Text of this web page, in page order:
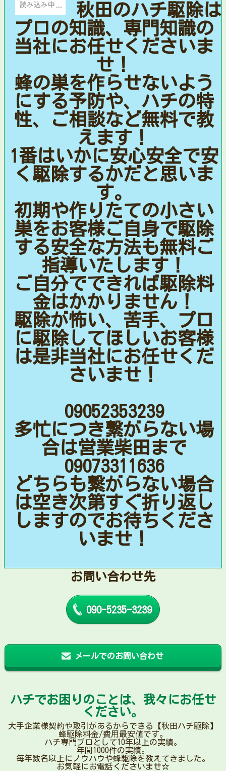
秋田のハチ駆除は
プロの知識、専門知識の
当社にお任せくださいま
せ！
蜂の巣を作らせないよう
にする予防や、ハチの特
性、ご相談など無料で教
えます！
1番はいかに安心安全で安
く駆除するかだと思いま
す。
初期や作りたての小さい
巣をお客様ご自身で駆除
する安全な方法も無料ご
指導いたします！
ご自分でできれば駆除料
金はかかりません！
駆除が怖い、苦手、プロ
に駆除してほしいお客様
は是非当社にお任せくだ
さいませ！
09052353239
多忙につき繋がらない場
合は営業柴田まで
09073311636
どちらも繋がらない場合
は空き次第すぐ折り返し
しますのでお待ちくださ
いませ！
お問い合わせ先
090-5235-3239
メールでのお問い合わせ
ハチでお困りのことは、我々にお任せ
ください。
大手企業様契約や取引があるからできる【秋田ハチ駆除】
蜂駆除料金/費用最安値です。
ハチ専門プロとして10年以上の実績。
年間1000件の実績。
毎年数名以上にノウハウや蜂駆除を教えてきました。
お気軽にお電話くださいませ☆